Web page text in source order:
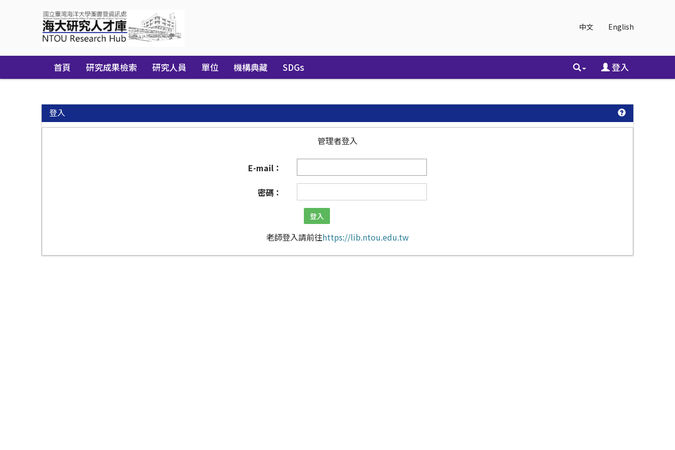
中文 English
首頁 研究成果檢索 研究人員 單位 機構典藏 SDGs 登入
登入
管理者登入
E-mail：
密碼：
老師登入請前往https://lib.ntou.edu.tw